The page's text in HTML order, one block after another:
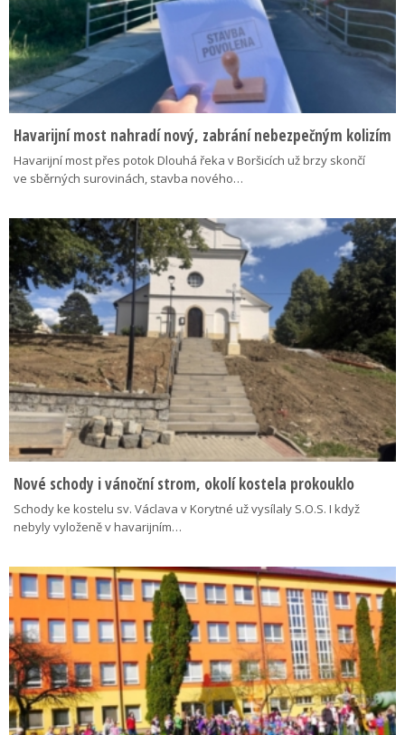
Havarijní most nahradí nový, zabrání nebezpečným kolizím
Havarijní most přes potok Dlouhá řeka v Boršicích už brzy skončí
ve sběrných surovinách, stavba nového…
Nové schody i vánoční strom, okolí kostela prokouklo
Schody ke kostelu sv. Václava v Korytné už vysílaly S.O.S. I když
nebyly vyloženě v havarijním…